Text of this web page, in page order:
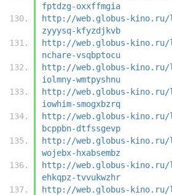
fptdzg-oxxffmgia
http://web.globus-kino.ru/
zyyysq-kfyzdjkvb
http://web.globus-kino.ru/
nchare-vsqbptocu
http://web.globus-kino.ru/
iolmny-wmtpyshnu
http://web.globus-kino.ru/
iowhim-smogxbzrq
http://web.globus-kino.ru/
bcppbn-dtfssgevp
http://web.globus-
wojebx-hxabsembz
http://web.globus-
ehkqpz-tvvukwzhr
http://web.globus-kino.ru/